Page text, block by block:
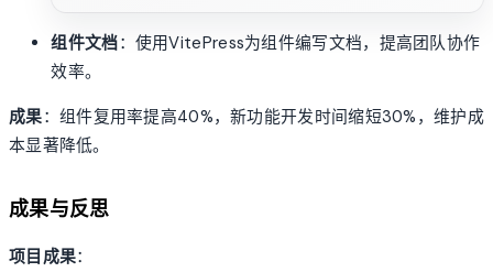
组件文档：使用VitePress为组件编写文档，提高团队协作
效率。
成果：组件复用率提高40%，新功能开发时间缩短30%，维护成
本显著降低。
成果与反思
项目成果：